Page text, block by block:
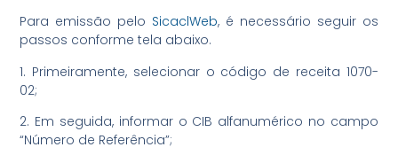
Para emissão pelo SicaclWeb, é necessário seguir os
passos conforme tela abaixo.
1. Primeiramente, selecionar o código de receita 1070-
02;
2. Em seguida, informar o CIB alfanumérico no campo
“Número de Referência”;